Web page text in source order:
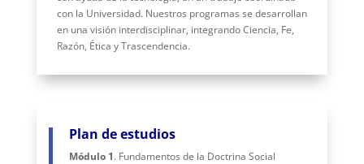
con la Universidad. Nuestros programas se desarrollan
en una visión interdisciplinar, integrando Ciencia, Fe,
Razón, Ética y Trascendencia.
Plan de estudios
Módulo 1. Fundamentos de la Doctrina Social